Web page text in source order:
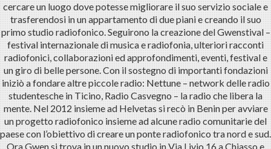
cercare un luogo dove potesse migliorare il suo servizio sociale e
trasferendosi in un appartamento di due piani e creando il suo
primo studio radiofonico. Seguirono la creazione del Gwenstival –
festival internazionale di musica e radiofonia, ulteriori racconti
radiofonici, collaborazioni ed approfondimenti, eventi, festival e
un giro di belle persone. Con il sostegno di importanti fondazioni
iniziò a fondare altre piccole radio: Nettune – network delle radio
studentesche in Ticino, Radio Casvegno – la radio che libera la
mente. Nel 2012 insieme ad Helvetas si recò in Benin per avviare
un progetto radiofonico insieme ad alcune radio comunitarie del
paese con l’obiettivo di creare un ponte radiofonico tra nord e sud.
Ora Gwen si trova in un nuovo studio in Via Livio 16 a Chiasso e